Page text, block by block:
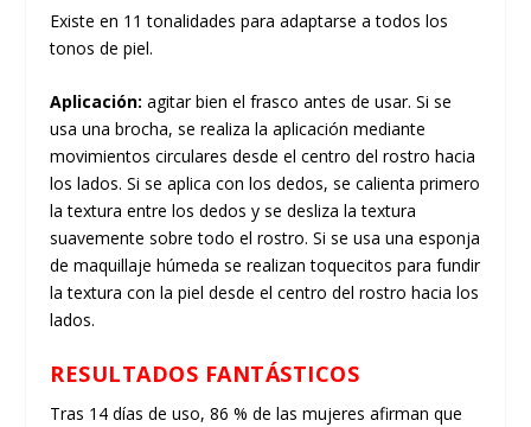
Existe en 11 tonalidades para adaptarse a todos los
tonos de piel.
Aplicación: agitar bien el frasco antes de usar. Si se
usa una brocha, se realiza la aplicación mediante
movimientos circulares desde el centro del rostro hacia
los lados. Si se aplica con los dedos, se calienta primero
la textura entre los dedos y se desliza la textura
suavemente sobre todo el rostro. Si se usa una esponja
de maquillaje húmeda se realizan toquecitos para fundir
la textura con la piel desde el centro del rostro hacia los
lados.
RESULTADOS FANTÁSTICOS
Tras 14 días de uso, 86 % de las mujeres afirman que